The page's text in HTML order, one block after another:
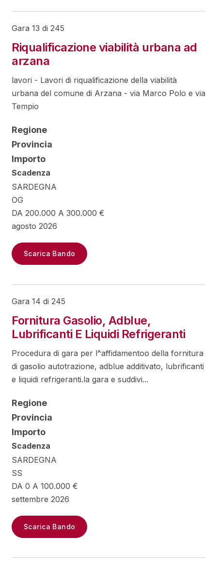
Gara 13 di 245
Riqualificazione viabilità urbana ad
arzana
lavori - Lavori di riqualificazione della viabilità
urbana del comune di Arzana - via Marco Polo e via
Tempio
Regione
Provincia
Importo
Scadenza
SARDEGNA
OG
DA 200.000 A 300.000 €
agosto 2026
Scarica Bando
Gara 14 di 245
Fornitura Gasolio, Adblue,
Lubrificanti E Liquidi Refrigeranti
Procedura di gara per l^affidamentoo della fornitura
di gasolio autotrazione, adblue additivato, lubrificanti
e liquidi refrigeranti.la gara e suddivi...
Regione
Provincia
Importo
Scadenza
SARDEGNA
SS
DA 0 A 100.000 €
settembre 2026
Scarica Bando